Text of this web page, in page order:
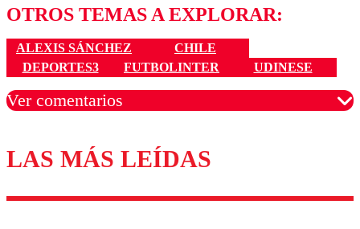
OTROS TEMAS A EXPLORAR:
ALEXIS SÁNCHEZ
CHILE
DEPORTES3
FUTBOLINTER UDINESE
Ver comentarios
Los comentarios son moderados para garantizar un
diálogo respetuoso.
LAS MÁS LEÍDAS